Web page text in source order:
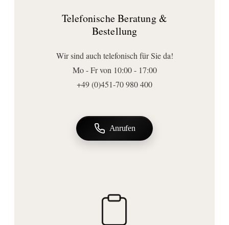
Telefonische Beratung &
Bestellung
Wir sind auch telefonisch für Sie da!
Mo - Fr von 10:00 - 17:00
+49 (0)451-70 980 400
Anrufen